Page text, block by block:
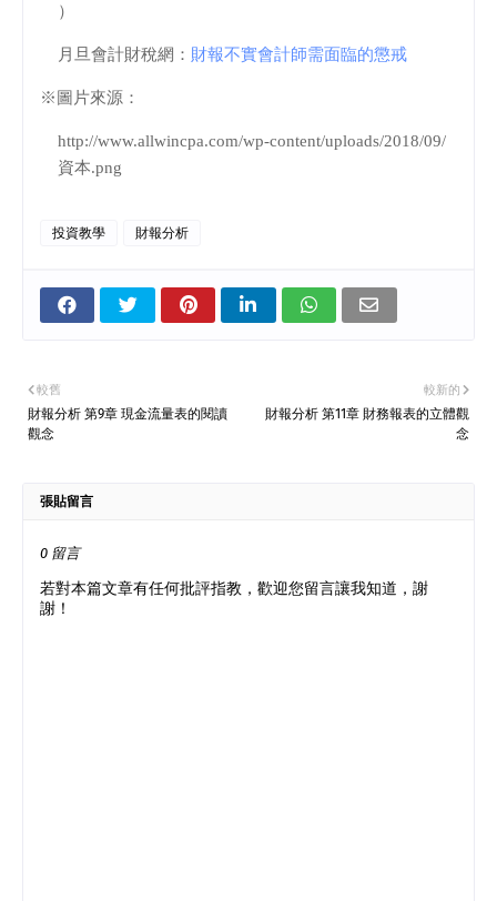
）
月旦會計財稅網： 財報不實會計師需面臨的懲戒
※圖片來源：
http://www.allwincpa.com/wp-content/uploads/2018/09/
資本.png
投資教學 財報分析
較新的
財報分析 第11章 財務報表的立體觀
念
較舊
財報分析 第9章 現金流量表的閱讀
觀念
張貼留言
0 留言
若對本篇文章有任何批評指教，歡迎您留言讓我知道，謝
謝！